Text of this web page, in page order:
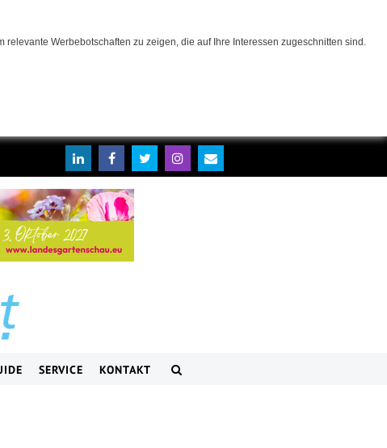
Werbebotschaften zu zeigen, die auf Ihre Interessen zugeschnitten sind.
SERVICE KONTAKT